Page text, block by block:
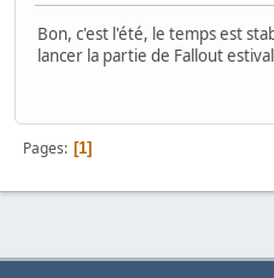
Bon, c'est l'été, le temps est
lancer la partie de Fallout
Pages 1